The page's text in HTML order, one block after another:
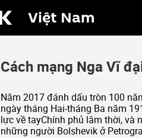
Việt Nam
Cách mạng Nga Vĩ
Năm 2017 đánh dấu tròn 100
ngày tháng Hai-tháng Ba năm
lực về tayChính phủ lâm thời, và
những người Bolshevik ở